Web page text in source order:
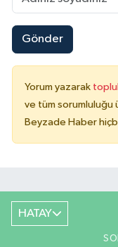
Gönder
Yorum yazarak
ve tüm sorumluluğu
Beyzade Haber
HATAY